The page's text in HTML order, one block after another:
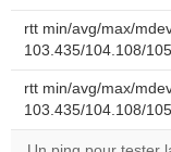
rtt min/avg/max/
103.435/104.108/
rtt min/avg/max/
103.435/104.108/